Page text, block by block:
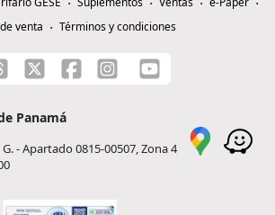
venta
Términos y condiciones
Panamá
- Apartado 0815-00507, Zona 4